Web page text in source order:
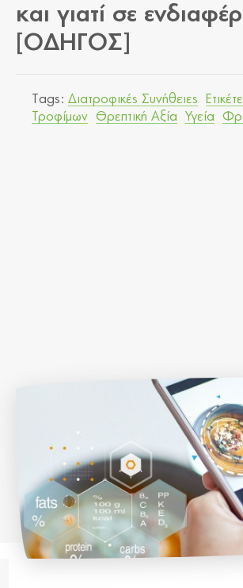
και γιατί σε
[ΟΔΗΓΟΣ]
Tags: Διατροφικές Συνήθειες
Τροφίμων
Θρεπτική Αξία Υγεία